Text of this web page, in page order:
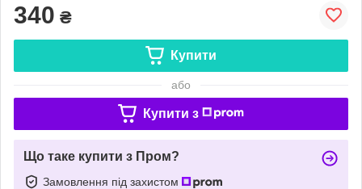
340 ₴
Купити
або
Купити з
Що таке купити з Пром?
Замовлення під захистом